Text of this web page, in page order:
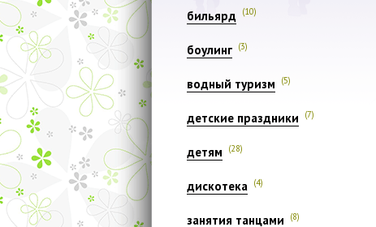
бильярд (10)
боулинг (3)
водный туризм (5)
детские праздники (7)
детям (28)
дискотека (4)
занятия танцами (8)